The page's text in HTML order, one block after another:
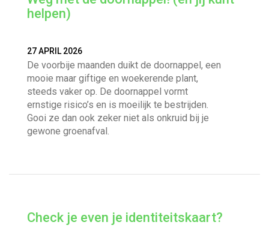
helpen)
27 APRIL 2026
De voorbije maanden duikt de doornappel, een
mooie maar giftige en woekerende plant,
steeds vaker op. De doornappel vormt
ernstige risico’s en is moeilijk te bestrijden.
Gooi ze dan ook zeker niet als onkruid bij je
gewone groenafval.
Check je even je identiteitskaart?